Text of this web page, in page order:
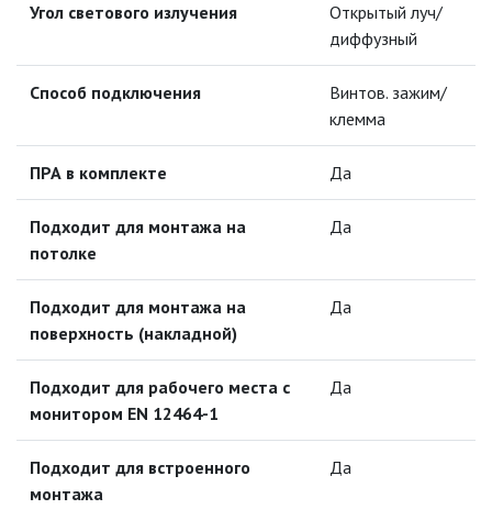
НОВОСТИ
ОПЛАТА И ДОСТАВКА
ЗАДАТЬ ВОПРОС
ЗАЯВКА
КОНТАКТЫ
Угол светового излучения
Открытый луч/
диффузный
Способ подключения
Винтов. зажим/
клемма
ПРА в комплекте Да
Подходит для монтажа на
потолке
Да
Подходит для монтажа на
поверхность (накладной)
Да
Подходит для рабочего места с
монитором EN 12464-1
Да
Подходит для встроенного
монтажа
Да